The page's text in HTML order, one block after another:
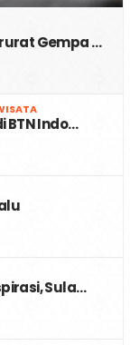
Gempa …
BTN Indo…
Sula…